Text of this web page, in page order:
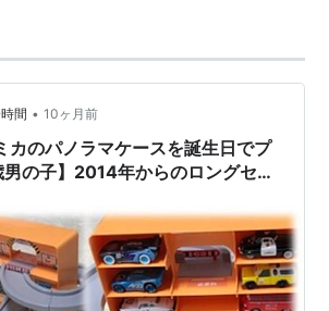
間 • 10ヶ月前
カのパノラマケースを誕生日でプ
の子】2014年からのロングセラ